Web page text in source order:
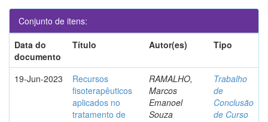
Conjunto de itens:
Data do
documento
Título Autor(es) Tipo
19-Jun-2023
Recursos
fisoterapêuticos
aplicados no
tratamento de
RAMALHO,
Marcos
Emanoel
Souza
Trabalho
de
Conclusão
de Curso